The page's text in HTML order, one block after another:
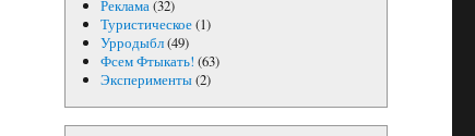
Реклама(32)
Туристическое(1)
Урродыбл(49)
Фсем Фтыкать! (63)
Эксперименты(2)